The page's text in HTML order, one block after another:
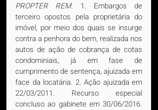
PROPTER REM. 1. Embargos de
terceiro opostos pela proprietária do
imóvel, por meio dos quais se insurge
contra a penhora do bem, realizada nos
autos de ação de cobrança de cotas
condominiais, já em fase de
cumprimento de sentença, ajuizada em
face da locatária. 2. Ação ajuizada em
22/03/2011. Recurso especial
concluso ao gabinete em 30/06/2016.